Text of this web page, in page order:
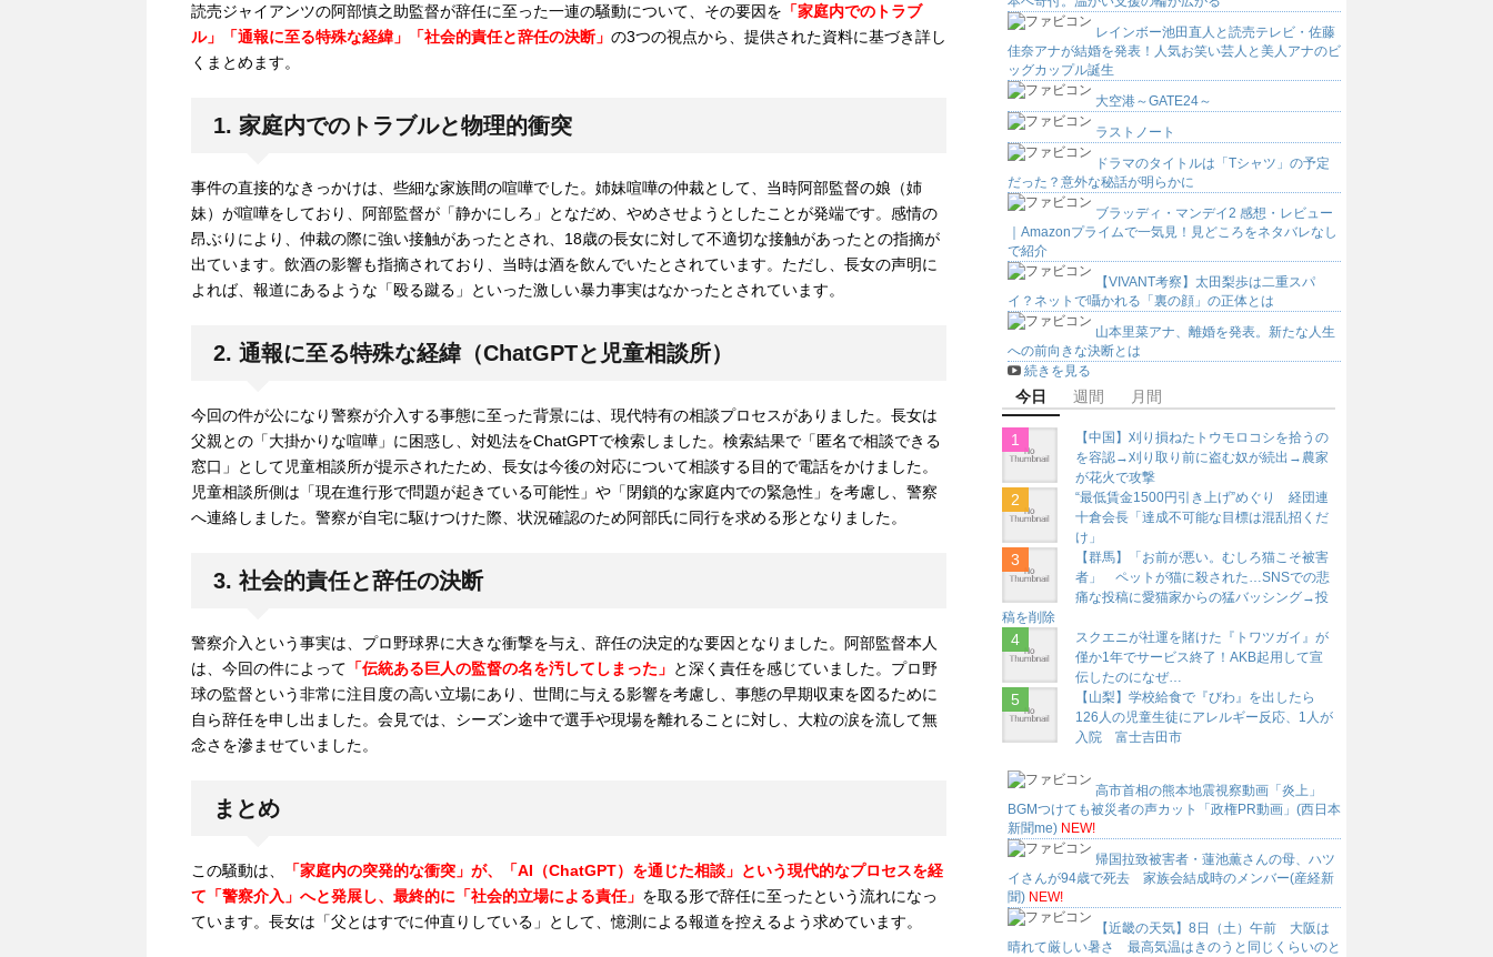
読売ジャイアンツの阿部慎之助監督が辞任に至った一連の騒動について、その要因を 「家庭内でのトラブ
ル」「通報に至る特殊な経緯」「社会的責任と辞任の決断」 の3つの視点から、提供された資料に基づき詳し
くまとめます。
1. 家庭内でのトラブルと物理的衝突
事件の直接的なきっかけは、些細な家族間の喧嘩でした。姉妹喧嘩の仲裁として、当時阿部監督の娘（姉
妹）が喧嘩をしており、阿部監督が「静かにしろ」となだめ、やめさせようとしたことが発端です。感情の
昂ぶりにより、仲裁の際に強い接触があったとされ、18歳の長女に対して不適切な接触があったとの指摘が
出ています。飲酒の影響も指摘されており、当時は酒を飲んでいたとされています。ただし、長女の声明に
よれば、報道にあるような「殴る蹴る」といった激しい暴力事実はなかったとされています。
2. 通報に至る特殊な経緯（ChatGPTと児童相談所）
今回の件が公になり警察が介入する事態に至った背景には、現代特有の相談プロセスがありました。長女は
父親との「大掛かりな喧嘩」に困惑し、対処法をChatGPTで検索しました。検索結果で「匿名で相談できる
窓口」として児童相談所が提示されたため、長女は今後の対応について相談する目的で電話をかけました。
児童相談所側は「現在進行形で問題が起きている可能性」や「閉鎖的な家庭内での緊急性」を考慮し、警察
へ連絡しました。警察が自宅に駆けつけた際、状況確認のため阿部氏に同行を求める形となりました。
3. 社会的責任と辞任の決断
警察介入という事実は、プロ野球界に大きな衝撃を与え、辞任の決定的な要因となりました。阿部監督本人
は、今回の件によって 「伝統ある巨人の監督の名を汚してしまった」 と深く責任を感じていました。プロ野
球の監督という非常に注目度の高い立場にあり、世間に与える影響を考慮し、事態の早期収束を図るために
自ら辞任を申し出ました。会見では、シーズン途中で選手や現場を離れることに対し、大粒の涙を流して無
念さを滲ませていました。
まとめ
この騒動は、
「家庭内の突発的な衝突」が、「AI（ChatGPT）を通じた相談」という現代的なプロセスを経
て「警察介入」へと発展し、最終的に「社会的立場による責任」 を取る形で辞任に至ったという流れになっ
ています。長女は「父とはすでに仲直りしている」として、憶測による報道を控えるよう求めています。
レインボー池田直人と読売テレビ・佐藤
佳奈アナが結婚を発表！人気お笑い芸人と美人アナのビ
ッグカップル誕生
大空港～GATE24～
ラストノート
ドラマのタイトルは「Tシャツ」の予定
だった？意外な秘話が明らかに
ブラッディ・マンデイ2 感想・レビュー
｜Amazonプライムで一気見！見どころをネタバレなし
で紹介
【VIVANT考察】太田梨歩は二重スパ
イ？ネットで囁かれる「裏の顔」の正体とは
山本里菜アナ、離婚を発表。新たな人生
への前向きな決断とは
続きを見る
今日 週間 月間
【中国】刈り損ねたトウモロコシを拾うの
を容認→刈り取り前に盗む奴が続出→農家
が花火で攻撃
“最低賃金1500円引き上げ”めぐり 経団連
十倉会長「達成不可能な目標は混乱招くだ
け」
【群馬】「お前が悪い。むしろ猫こそ被害
者」 ペットが猫に殺された…SNSでの悲
痛な投稿に愛猫家からの猛バッシング→投
稿を削除
スクエニが社運を賭けた『トワツガイ』が
僅か1年でサービス終了！AKB起用して宣
伝したのになぜ…
【山梨】学校給食で『びわ』を出したら
126人の児童生徒にアレルギー反応、1人が
入院 富士吉田市
高市首相の熊本地震視察動画「炎上」
BGMつけても被災者の声カット「政権PR動画」(西日本
新聞me) NEW!
帰国拉致被害者・蓮池薫さんの母、ハツ
イさんが94歳で死去 家族会結成時のメンバー(産経新
聞) NEW!
【近畿の天気】8日（土）午前 大阪は
晴れて厳しい暑さ 最高気温はきのうと同じくらいのと